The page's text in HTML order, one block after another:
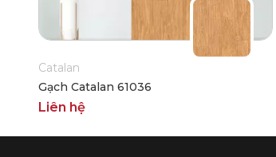
Catalan
Gạch Catalan 61036
Liên hệ